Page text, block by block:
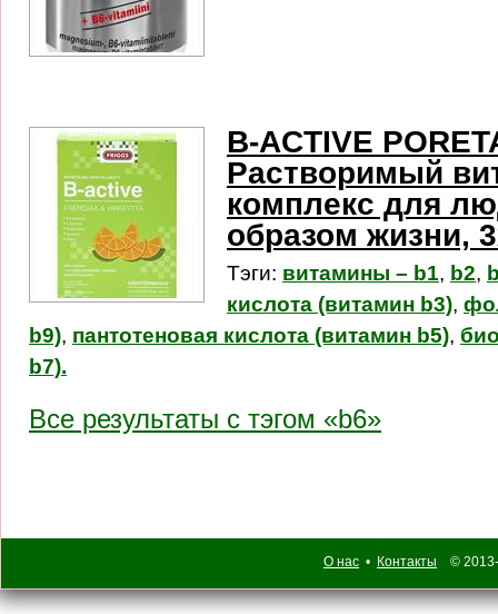
B-ACTIVE
Растворимый
комплекс для
образом жизни,
Тэги: витамины – b1, b2,
кислота (витамин b3),
b9), пантотеновая кислота (витамин b5),
b7).
Все результаты c тэгом «b6»
О нас • Контакты © 2013-